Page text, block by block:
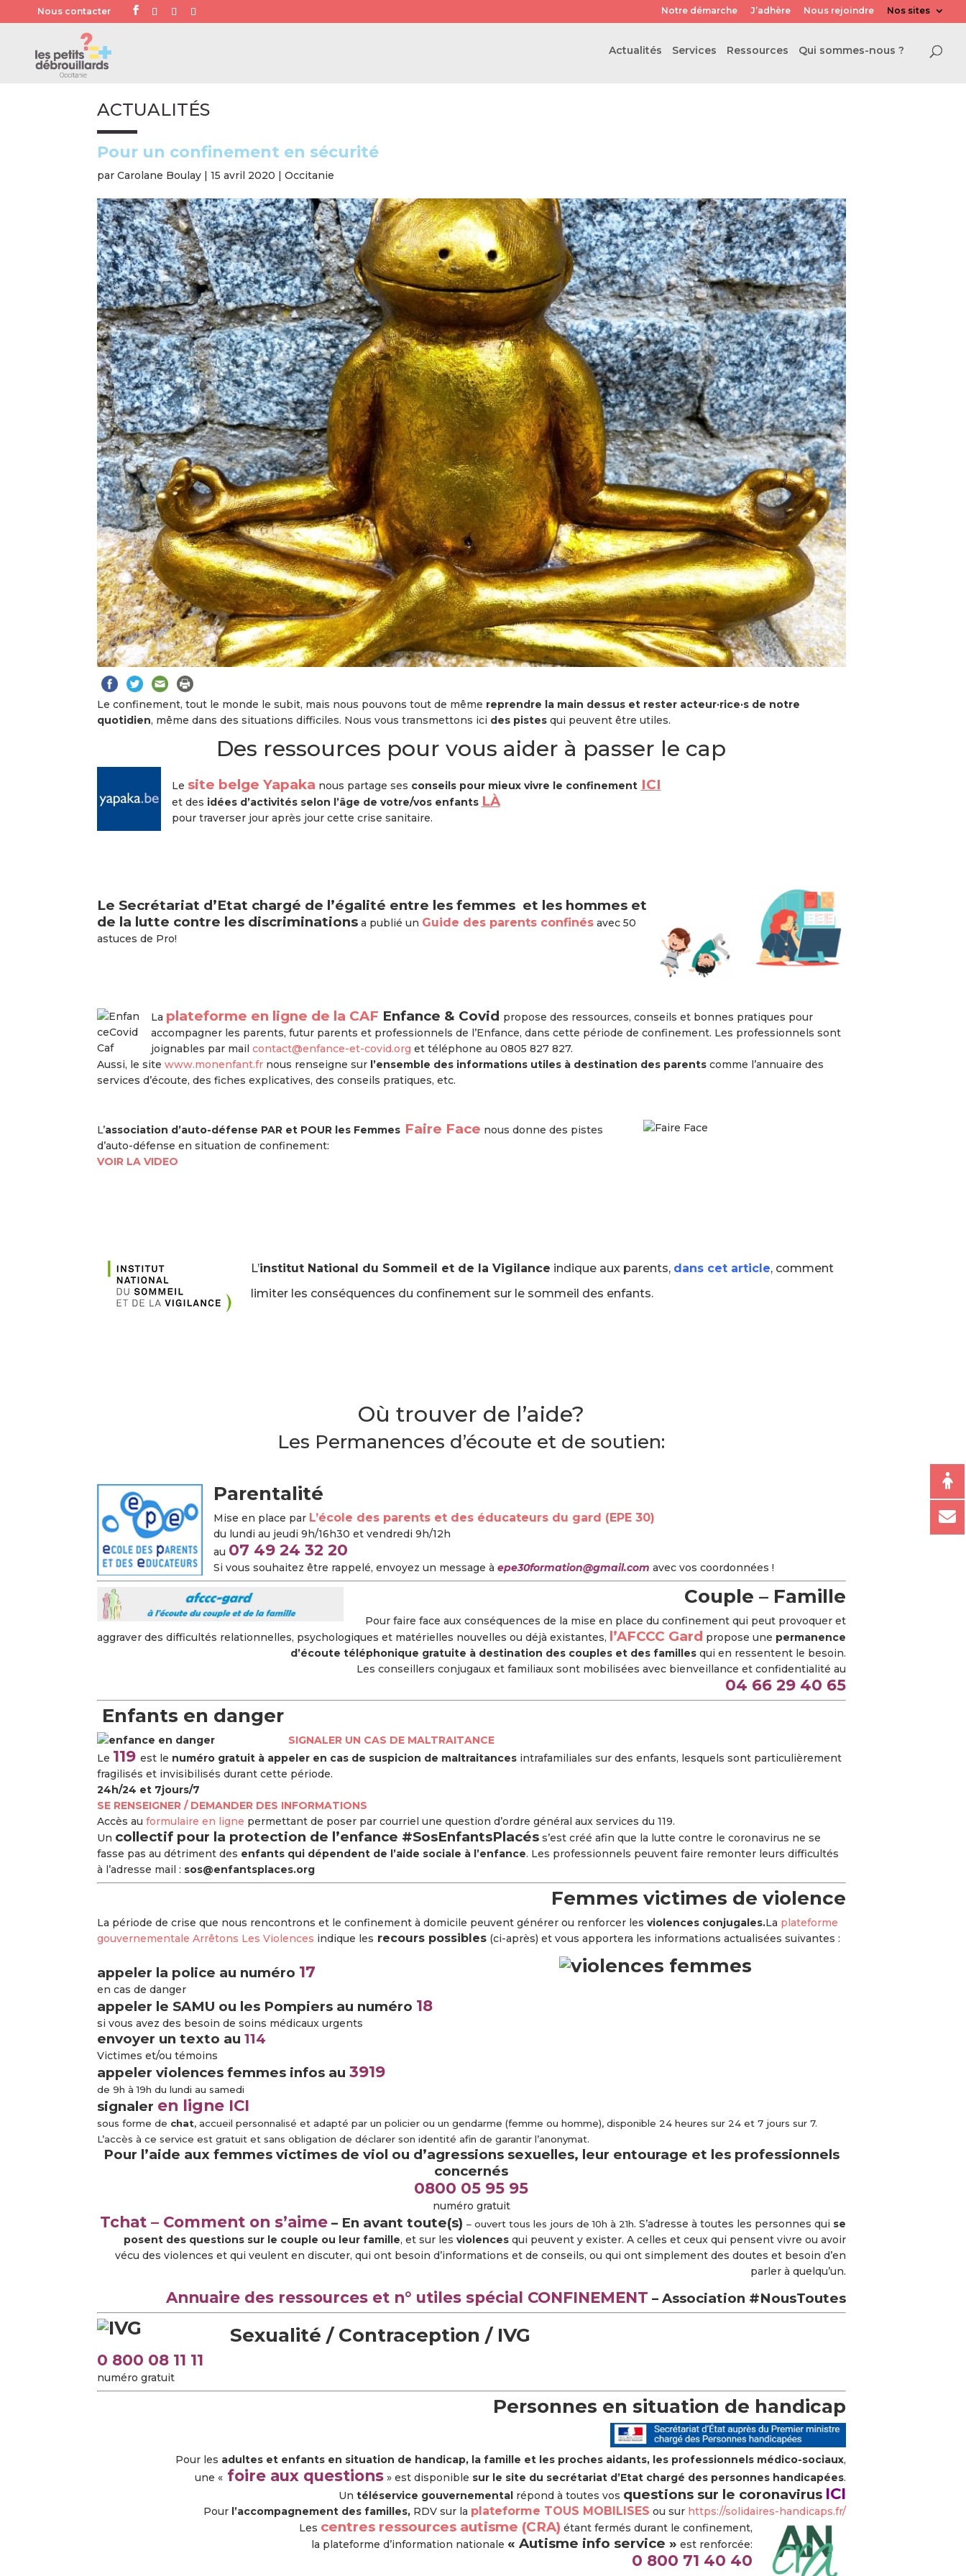
Nous contacter Notre démarche J’adhère Nous rejoindre Nos sites
Actualités Services Ressources Qui sommes-nous ?
ACTUALITÉS
Pour un confinement en sécurité
par Carolane Boulay| 15 avril 2020 | Occitanie
Le confinement, tout le monde le subit, mais nous pouvons tout de même reprendre la main dessus et rester acteur·rice·s de notre
quotidien, même dans des situations difficiles. Nous vous transmettons ici des pistesqui peuvent être utiles.
Des ressources pour vous aider à passer le cap
Le site belge Yapaka nous partage ses conseils pour mieux vivre le confinement ICI
et des idées d’activités selon l’âge de votre/vos enfants LÀ
pour traverser jour après jour cette crise sanitaire.
Le Secrétariat d’Etat chargé de l’égalité entre les femmes et les hommes et
de la lutte contre les discriminationsa publié un Guide des parents confinésavec 50
astuces de Pro!
La plateforme en ligne de la CAF Enfance & Covid propose des ressources, conseils et bonnes pratiques pour
accompagner les parents, futur parents et professionnels de l’Enfance, dans cette période de confinement. Les professionnels sont
joignables par mail contact@enfance-et-covid.org et téléphone au 0805 827 827.
Aussi, le site www.monenfant.frnous renseigne surl’ensemble des informations utiles à destination des parentscomme l’annuaire des
services d’écoute, des fiches explicatives, des conseils pratiques, etc.
L’association d’auto-défense PAR et POUR les Femmes Faire Face nous donne des pistes
d’auto-défense en situation de confinement:
VOIR LA VIDEO
L’institut National du Sommeil et de la Vigilance indique aux parents, dans cet article, comment
limiter les conséquences du confinement sur le sommeil des enfants.
Où trouver de l’aide?
Les Permanences d’écoute et de soutien:
Parentalité
Mise en place par L’école des parents et des éducateurs du gard (EPE 30)
du lundi au jeudi 9h/16h30 et vendredi 9h/12h
au 07 49 24 32 20
Si vous souhaitez être rappelé, envoyez un message à epe30formation@gmail.com avec vos coordonnées !
Couple – Famille
Pour faire face aux conséquences de la mise en place du confinement qui peut provoquer et
aggraver des difficultés relationnelles, psychologiques et matérielles nouvelles ou déjà existantes, l’AFCCC Gard propose une permanence
d’écoute téléphonique gratuite à destination des couples et des familles qui en ressentent le besoin.
Les conseillers conjugaux et familiaux sont mobilisées avec bienveillance et confidentialité au
04 66 29 40 65
Enfants en danger
SIGNALER UN CAS DE MALTRAITANCE
Le 119 est le numéro gratuit à appeler en cas de suspicion de maltraitancesintrafamiliales sur des enfants, lesquels sont particulièrement
fragilisés et invisibilisés durant cette période.
24h/24 et 7jours/7
SE RENSEIGNER / DEMANDER DES INFORMATIONS
Accès au formulaire en ligne permettant de poser par courriel une question d’ordre général aux services du 119.
Un collectif pour la protection de l’enfance #SosEnfantsPlacéss’est créé afin que la lutte contre le coronavirus ne se
fasse pas au détriment des enfants qui dépendent de l’aide sociale à l’enfance. Les professionnels peuvent faire remonter leurs difficultés
à l’adresse mail : sos@enfantsplaces.org
Femmes victimes de violence
La période de crise que nous rencontrons et le confinement à domicile peuvent générer ou renforcer les violences conjugales.La plateforme
gouvernementale Arrêtons Les Violences indique les recours possibles(ci-après) et vous apportera les informations actualisées suivantes :
appeler la police au numéro 17
en cas de danger
appeler le SAMU ou les Pompiers au numéro 18
si vous avez des besoin de soins médicaux urgents
envoyer un texto au 114
Victimes et/ou témoins
appeler violences femmes infos au 3919
de 9h à 19h du lundi au samedi
signaler en ligneICI
sous forme de chat, accueil personnalisé et adapté par un policier ou un gendarme (femme ou homme), disponible 24 heures sur 24 et 7 jours sur 7.
L’accès à ce service est gratuit et sans obligation de déclarer son identité afin de garantir l’anonymat.
Pour l’aide aux femmes victimes de viol ou d’agressions sexuelles, leur entourage et les professionnels
concernés
0800 05 95 95
numéro gratuit
Tchat – Comment on s’aime – En avant toute(s)– ouvert tous les jours de 10h à 21h. S’adresse à toutes les personnes qui se
posent des questions sur le couple ou leur famille, et sur lesviolences qui peuvent y exister. A celles et ceux qui pensent vivre ou avoir
vécu des violences et qui veulent en discuter, qui ont besoin d’informations et de conseils, ou qui ont simplement des doutes et besoin d’en
parler à quelqu’un.
Annuaire des ressources et n° utiles spécial CONFINEMENT – Association #NousToutes
Sexualité / Contraception / IVG
0 800 08 11 11
numéro gratuit
Personnes en situation de handicap
Pour les adultes et enfants en situation de handicap, la famille et les proches aidants, les professionnels médico-sociaux,
une « foire aux questions » est disponible sur le site du secrétariat d’Etat chargé des personnes handicapées.
Untéléservice gouvernemental répond à toutes vos questions sur le coronavirus ICI
Pour l’accompagnement des familles, RDV sur la plateforme TOUS MOBILISES ou sur https://solidaires-handicaps.fr/
Les centres ressources autisme (CRA) étant fermés durant le confinement,
la plateforme d’information nationale« Autisme info service » est renforcée:
0 800 71 40 40